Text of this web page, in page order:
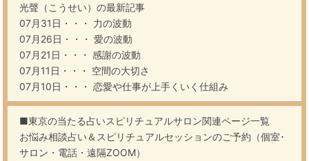
光聲（こうせい）の最新記事
07月31日・・・ 力の波動
07月26日・・・ 愛の波動
07月21日・・・ 感謝の波動
07月11日・・・ 空間の大切さ
07月10日・・・ 恋愛や仕事が上手くいく仕組み
■東京の当たる占いスピリチュアルサロン関連ページ一覧
お悩み相談占い＆スピリチュアルセッションのご予約（個室･
サロン・電話・遠隔ZOOM）